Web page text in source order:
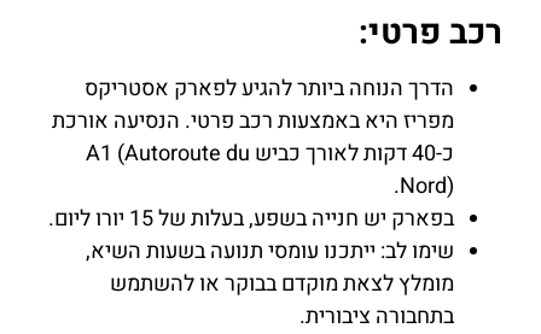
רכב פרטי:
הדרך הנוחה ביותר להגיע לפארק אסטריקס
מפריז היא באמצעות רכב פרטי. הנסיעה אורכת
כ-40 דקות לאורך כביש A1 (Autoroute du
Nord).
בפארק יש חנייה בשפע, בעלות של 15 יורו ליום.
שימו לב: ייתכנו עומסי תנועה בשעות השיא,
מומלץ לצאת מוקדם בבוקר או להשתמש
בתחבורה ציבורית.